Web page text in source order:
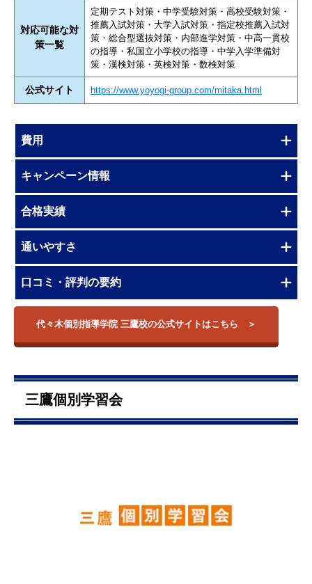
対応可能な対
策一覧
定期テスト対策・中学受験対策・高校受験対策・
推薦入試対策・大学入試対策・指定校推薦入試対
策・総合型選抜対策・内部進学対策・中高一貫校
の指導・私国立小学校の指導・中学入学準備対
策・漢検対策・英検対策・数検対策
公式サイト https://www.yoyogi-group.com/mitaka.html
費用
キャンペーン情報
合格実績
通いやすさ
口コミ・評判の要約
代々木個別指導学院 三鷹校の公式サイトはこちら
三鷹個別学習会